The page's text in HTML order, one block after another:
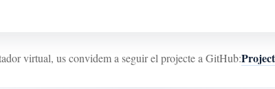
virtual, us convidem a seguir el projecte a GitHub: